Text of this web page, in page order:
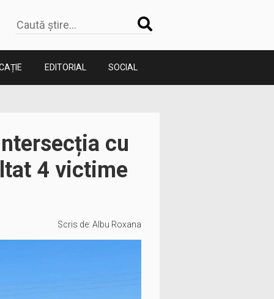
EDITORIAL SOCIAL
cu
4 victime
Scris de: Albu Roxana